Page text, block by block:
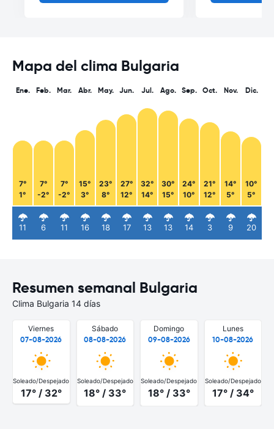
Mapa del clima Bulgaria
Ene.
7°
1°
11
Feb.
7°
-2°
6
Mar.
7°
-2°
11
Abr.
15°
3°
16
May.
23°
8°
18
Jun.
27°
12°
17
Jul.
32°
14°
13
Ago.
30°
15°
13
Sep.
24°
10°
14
Oct.
21°
12°
3
Nov.
14°
5°
9
Dic.
10°
5°
20
Resumen semanal Bulgaria
Clima Bulgaria 14 días
Viernes
07-08-2026
Soleado/Despejado
17° / 32°
Sábado
08-08-2026
Soleado/Despejado
18° / 33°
Domingo
09-08-2026
Soleado/Despejado
18° / 33°
Lunes
10-08-2026
Soleado/Despejado
17° / 34°